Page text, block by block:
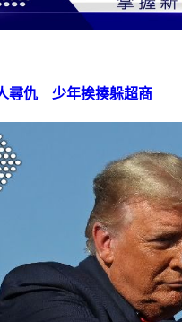
尋仇 少年挨揍躲超商